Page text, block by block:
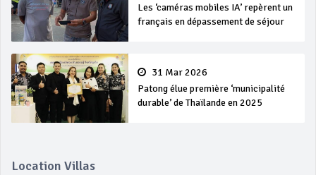
Les ‘caméras mobiles IA’ repèrent un
français en dépassement de séjour
31 Mar 2026
Patong élue première ‘municipalité
durable’ de Thaïlande en 2025
Location Villas